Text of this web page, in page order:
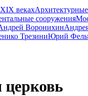
веках
сооружения
Воронихин
ТрезиниЮрий
церковь